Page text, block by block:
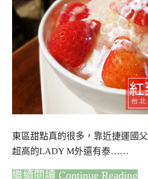
東區甜點真的很多，靠近捷運國
超高的LADY M外還有泰……
Continue Reading